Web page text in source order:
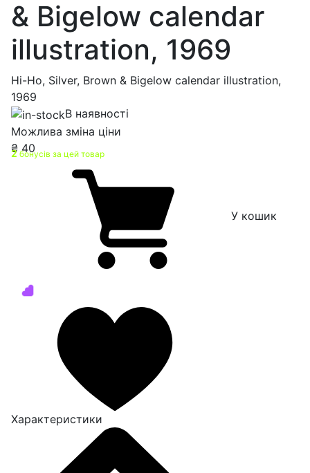
& Bigelow calendar
illustration, 1969
Hi-Ho, Silver, Brown & Bigelow calendar illustration,
1969
В наявності
Можлива зміна ціни
₴ 40
2 бонусів за цей товар
У кошик
Характеристики